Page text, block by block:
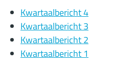
Kwartaalbericht 4
Kwartaalbericht 3
Kwartaalbericht 2
Kwartaalbericht 1